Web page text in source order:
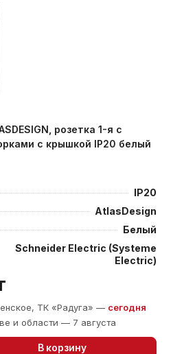
розетка 1-я с
с крышкой IP20 белый
IP20
AtlasDesign
Белый
Schneider Electric (Systeme
Electric)
ТК «Радуга» — сегодня
и области — 7 августа
В корзину